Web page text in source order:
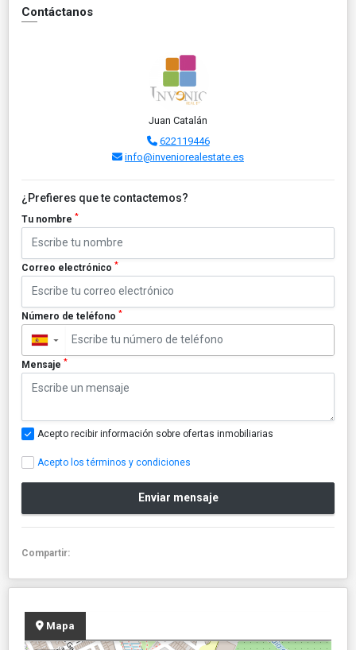
Contáctanos
Juan Catalán
622119446
info@inveniorealestate.es
¿Prefieres que te contactemos?
Tu nombre *
Correo electrónico *
Número de teléfono *
▼
Mensaje *
Acepto recibir información sobre ofertas inmobiliarias
Acepto los términos y condiciones
Enviar mensaje
Compartir:
Mapa